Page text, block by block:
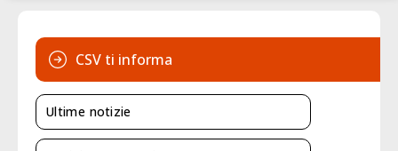
CSV ti informa
Ultime notizie